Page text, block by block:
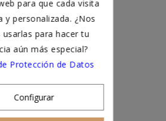
para que cada visita
y personalizada. ¿Nos
para hacer tu
aún más especial?
Protección de Datos
Configurar